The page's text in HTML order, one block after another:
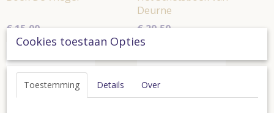
€ 15,00
Deurne
€ 29,50
Cookies toestaan Opties
Toestemming Details Over